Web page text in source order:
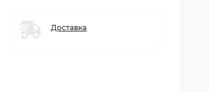
Доставка